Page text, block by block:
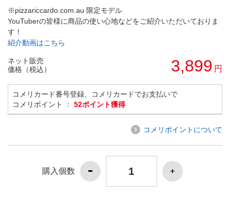
※pizzariccardo.com.au 限定モデル
YouTuberの皆様に商品の使い心地などをご紹介いただいておりま
す！
紹介動画はこちら
ネット販売
価格（税込）
3,899 円
コメリカード番号登録、コメリカードでお支払いで
コメリポイント ： 52ポイント獲得
コメリポイントについて
購入個数